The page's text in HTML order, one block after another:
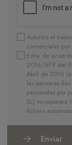
Autorizo el
comerciales por
Estoy de
2016/679 del
Abril de 2016
las personas
personales por
SL) incorporará
fichero
Enviar